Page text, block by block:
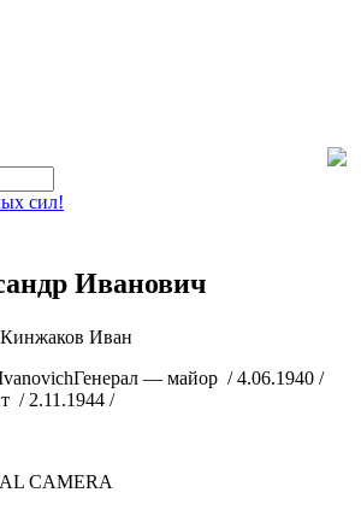
Иванович
Кинжаков Иван
Генерал — майор / 4.06.1940 /
/ 2.11.1944 /